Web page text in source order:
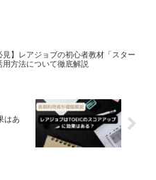
見】レアジョブの初心者教材「スター
用方法について徹底解説
はあ